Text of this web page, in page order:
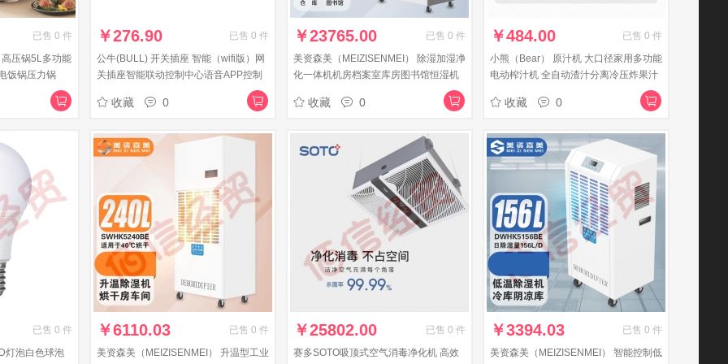
已售 0 件
压锅5L多功能
饭锅压力锅
￥276.90 已售 0 件
公牛(BULL) 开关插座 智能（wifi版）网
关插座智能联动控制中心语音APP控制
86型墙壁开关面板G55S666 灰 暗装
收藏 0
￥23765.00 已售 0 件
美资森美（MEIZISENMEI） 除湿加湿净
化一体机机房档案室库房图书馆恒湿机
收藏 0
￥484.00 已售 0 件
小熊（Bear） 原汁机 大口径家用多功能
电动榨汁机 全自动渣汁分离冷压炸果汁
收藏 0
已售 0 件
灯泡白色球泡
￥6110.03 已售 0 件
美资森美（MEIZISENMEI） 升温型工业
￥25802.00 已售 0 件
赛多SOTO吸顶式空气消毒净化机 高效
￥3394.03 已售 0 件
美资森美（MEIZISENMEI） 智能控制低